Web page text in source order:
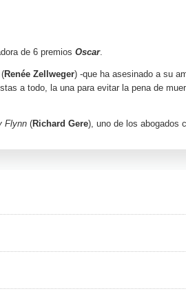
de 6 premios Oscar.
(Renée Zellweger) -que ha asesinado a su
a todo, la una para evitar la pena de
Flynn (Richard Gere), uno de los abogados